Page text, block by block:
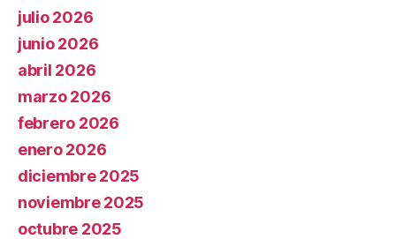
julio 2026
junio 2026
abril 2026
marzo 2026
febrero 2026
enero 2026
diciembre 2025
noviembre 2025
octubre 2025